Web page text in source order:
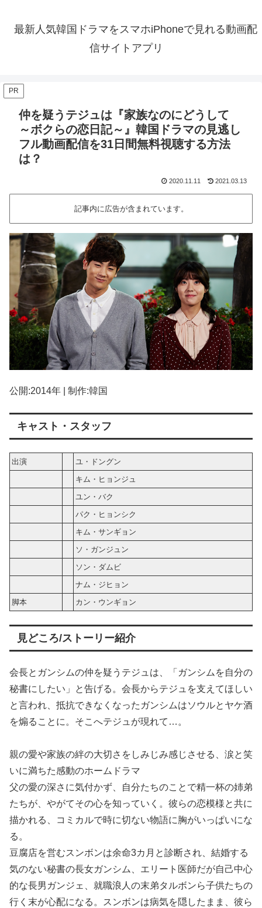
最新人気韓国ドラマをスマホiPhoneで見れる動画配
信サイトアプリ
PR
仲を疑うテジュは『家族なのにどうして
～ボクらの恋日記～』韓国ドラマの見逃し
フル動画配信を31日間無料視聴する方法
は？
2020.11.11 2021.03.13
記事内に広告が含まれています。
公開:2014年 | 制作:韓国
キャスト・スタッフ
出演
ユ・ドングン
キム・ヒョンジュ
ユン・バク
パク・ヒョンシク
キム・サンギョン
ソ・ガンジュン
ソン・ダムビ
ナム・ジヒョン
脚本
カン・ウンギョン
見どころ/ストーリー紹介
会長とガンシムの仲を疑うテジュは、「ガンシムを自分の
秘書にしたい」と告げる。会長からテジュを支えてほしい
と言われ、抵抗できなくなったガンシムはソウルとヤケ酒
を煽ることに。そこへテジュが現れて…。
親の愛や家族の絆の大切さをしみじみ感じさせる、涙と笑
いに満ちた感動のホームドラマ
父の愛の深さに気付かず、自分たちのことで精一杯の姉弟
たちが、やがてその心を知っていく。彼らの恋模様と共に
描かれる、コミカルで時に切ない物語に胸がいっぱいにな
る。
豆腐店を営むスンボンは余命3カ月と診断され、結婚する
気のない秘書の長女ガンシム、エリート医師だが自己中心
的な長男ガンジェ、就職浪人の末弟タルボンら子供たちの
行く末が心配になる。スンボンは病気を隠したまま、彼ら